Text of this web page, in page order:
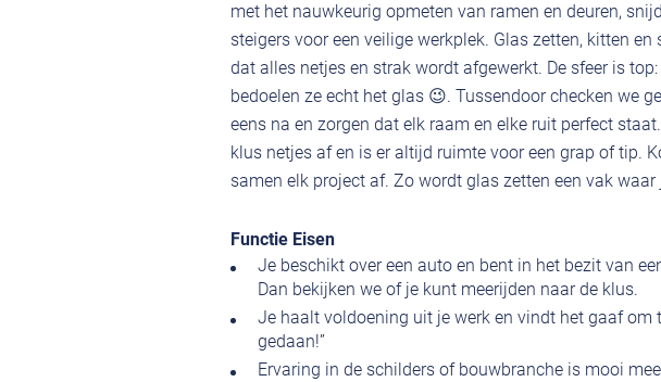
met het nauwkeurig opmeten van ramen en deuren,
steigers voor een veilige werkplek. Glas zetten, kitten
dat alles netjes en strak wordt afgewerkt. De sfeer is top:
bedoelen ze echt het glas 😉. Tussendoor checken we
eens na en zorgen dat elk raam en elke ruit perfect
klus netjes af en is er altijd ruimte voor een grap of tip.
samen elk project af. Zo wordt glas zetten een vak waar
Functie Eisen
Je beschikt over een auto en bent in het bezit van
Dan bekijken we of je kunt meerijden naar de klus.
Je haalt voldoening uit je werk en vindt het gaaf om
gedaan!”
Ervaring in de schilders of bouwbranche is mooi